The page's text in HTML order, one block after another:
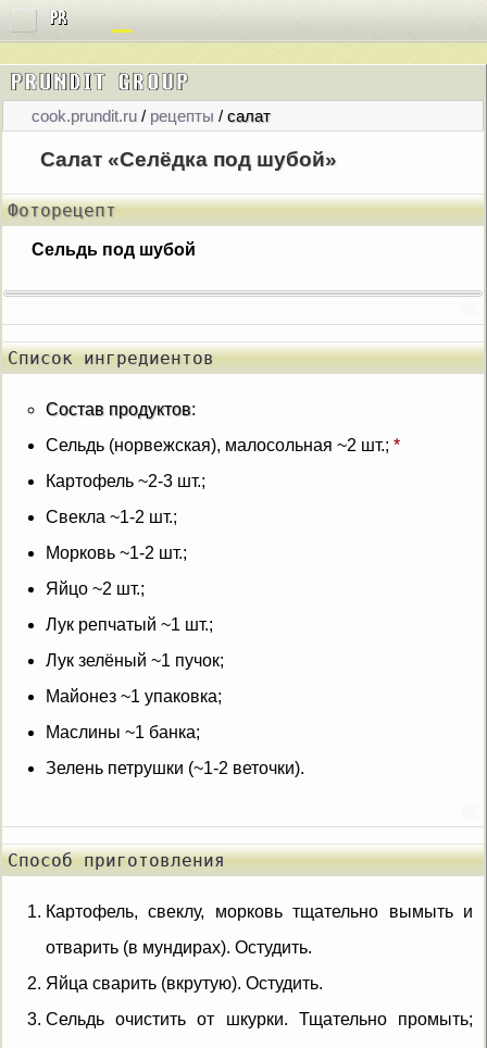
cook.prundit.ru / рецепты / салат
Салат «Селёдка под шубой»
Фоторецепт
Сельдь под шубой
Список ингредиентов
Состав продуктов:
Сельдь (норвежская), малосольная ~2 шт.; *
Картофель ~2-3 шт.;
Свекла ~1-2 шт.;
Морковь ~1-2 шт.;
Яйцо ~2 шт.;
Лук репчатый ~1 шт.;
Лук зелёный ~1 пучок;
Майонез ~1 упаковка;
Маслины ~1 банка;
Зелень петрушки (~1-2 веточки).
Способ приготовления
Картофель, свеклу, морковь тщательно вымыть и
отварить (в мундирах). Остудить.
Яйца сварить (вкрутую). Остудить.
Сельдь очистить от шкурки. Тщательно промыть;